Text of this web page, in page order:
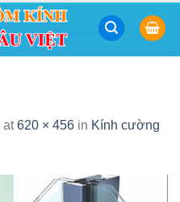
at620 × 456 in Kính cường